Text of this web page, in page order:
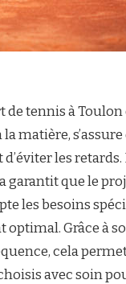
de tennis à
la matière,
les
garantit que le
les besoins
Grâce à
cela
avec soin